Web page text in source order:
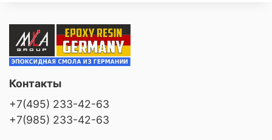
Контакты
+7(495) 233-42-63
+7(985) 233-42-63